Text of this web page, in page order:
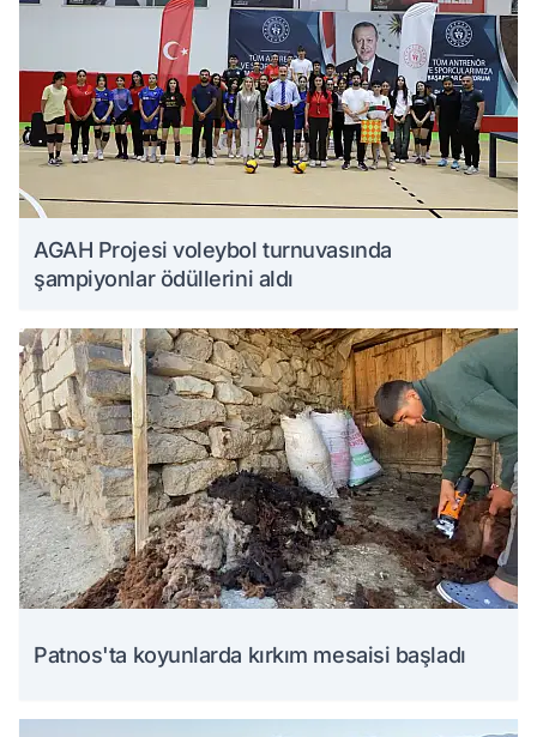
AGAH Projesi voleybol turnuvasında
şampiyonlar ödüllerini aldı
Patnos'ta koyunlarda kırkım mesaisi başladı